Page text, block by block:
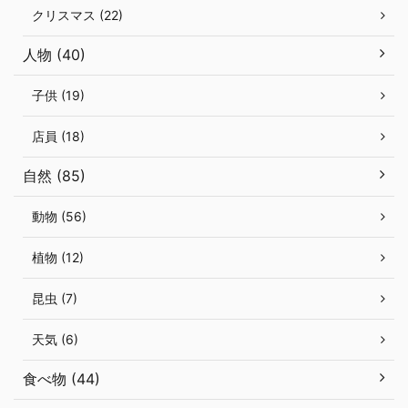
クリスマス (22)
人物 (40)
子供 (19)
店員 (18)
自然 (85)
動物 (56)
植物 (12)
昆虫 (7)
天気 (6)
食べ物 (44)